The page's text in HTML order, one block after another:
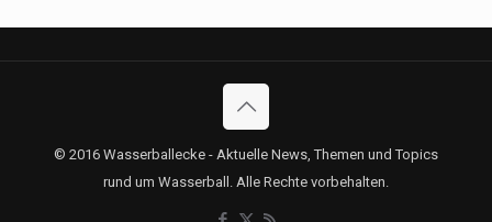
© 2016 Wasserballecke - Aktuelle News, Themen und Topics
rund um Wasserball. Alle Rechte vorbehalten.